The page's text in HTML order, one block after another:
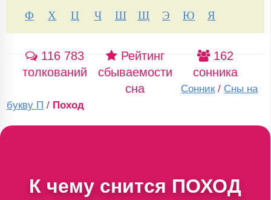
Ф
Х Ц Ч Ш Щ Э Ю Я
116 783
толкований
Рейтинг
сбываемости
сна
162
сонника
Сонник / Сны на
букву П / Поход
К чему снится ПОХОД